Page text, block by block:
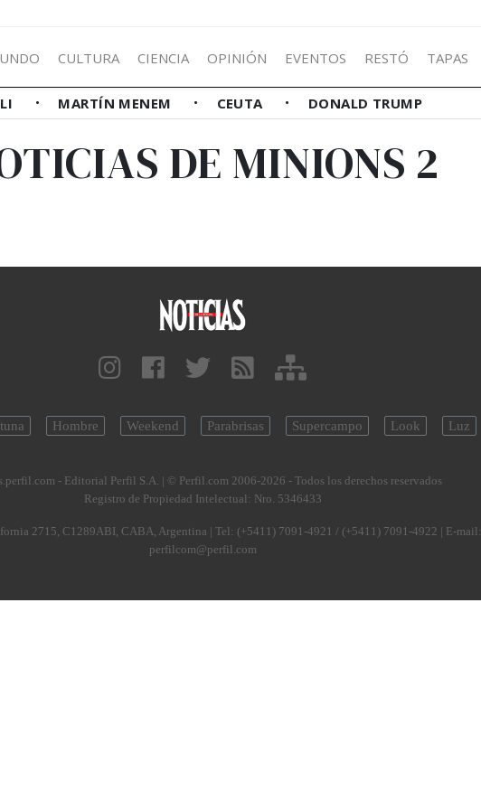
CULTURA CIENCIA OPINIÓN EVENTOS RESTÓ TAPAS
MARTÍN MENEM CEUTA DONALD TRUMP
DE MINIONS 2
Hombre Weekend Parabrisas Supercampo Look Luz
- Editorial Perfil S.A. | © Perfil.com 2006-2026 - Todos los derechos reservados
Registro de Propiedad Intelectual: Nro. 5346433
2715, C1289ABI, CABA, Argentina | Tel: (+5411) 7091-4921 / (+5411) 7091-4922 | E-mail:
perfilcom@perfil.com